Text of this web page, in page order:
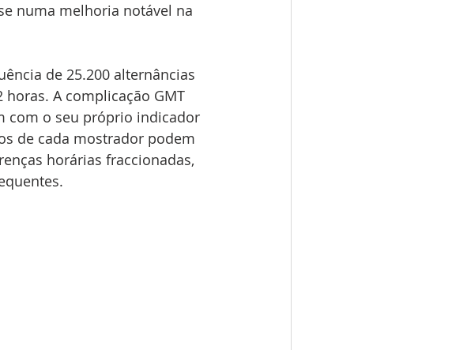
numa melhoria notável na
de 25.200 alternâncias
horas. A complicação GMT
com o seu próprio indicador
de cada mostrador podem
horárias fraccionadas,